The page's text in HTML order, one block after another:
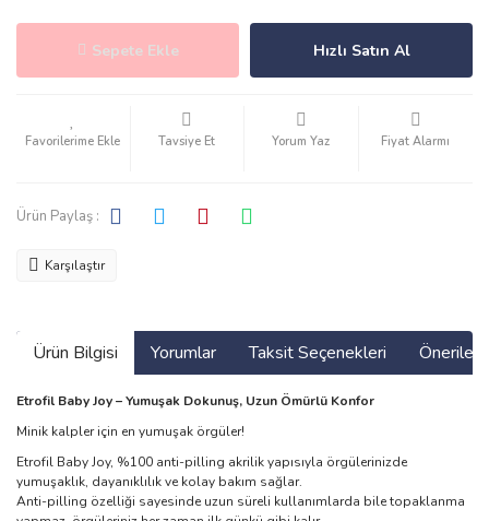
Sepete Ekle Hızlı Satın Al
Tavsiye Et Yorum Yaz Fiyat Alarmı
Ürün Paylaş :
Karşılaştır
Ürün Bilgisi Yorumlar Taksit Seçenekleri
Etrofil Baby Joy – Yumuşak Dokunuş, Uzun Ömürlü Konfor
Minik kalpler için en yumuşak örgüler!
Etrofil Baby Joy, %100 anti-pilling akrilik yapısıyla örgülerinizde
yumuşaklık, dayanıklılık ve kolay bakım sağlar.
Anti-pilling özelliği sayesinde uzun süreli kullanımlarda bile topaklanma